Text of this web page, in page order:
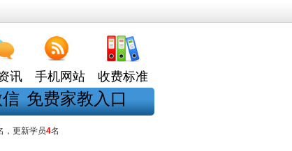
讯 手机网站 收费标准
免费家教入口
，更新学员4名